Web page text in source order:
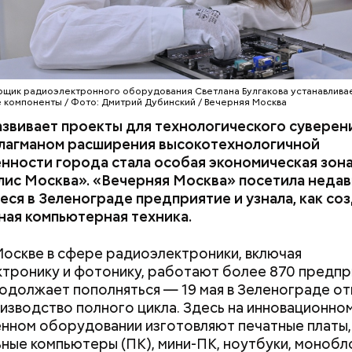
радиоэлектронного оборудования Светлана Булгакова
/ Фото: Дмитрий Дубинский / Вечерняя Москва
проекты для технологического
расширения высокотехнологичной
города стала особая экономическая
Москва». «Вечерняя Москва» посетила
в Зеленограде предприятие и узнала, как
компьютерная техника.
в сфере радиоэлектроники, включая
и фотонику, работают более 870
пополняться — 19 мая в Зеленограде
полного цикла. Здесь на
оборудовании изготовляют печатные платы,
компьютеры (ПК), мини-ПК, ноутбуки,
были настолько заметной частью
в районе современной улицы Большой Дмитровки
целая Скоморошья слобода. Они не только
и площадях, но и выступали при царском
скоморошьего творчества был Иван Грозный.
был организован потешный двор при